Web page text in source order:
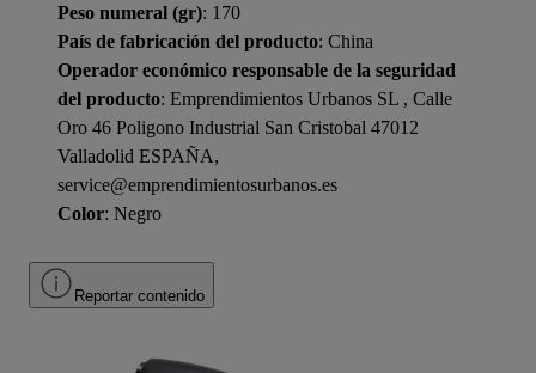
Peso numeral (gr): 170
País de fabricación del producto: China
Operador económico responsable de la seguridad
del producto: Emprendimientos Urbanos SL , Calle
Oro 46 Poligono Industrial San Cristobal 47012
Valladolid ESPAÑA,
service@emprendimientosurbanos.es
Color: Negro
Reportar contenido